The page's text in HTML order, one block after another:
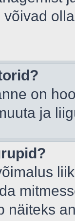
on
ja
näiteks